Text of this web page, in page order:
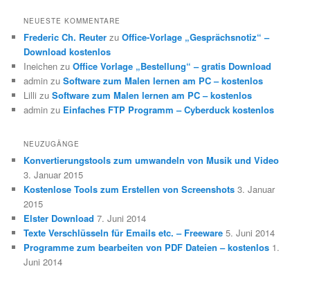
NEUESTE KOMMENTARE
Frederic Ch. Reuter zuOffice-Vorlage „Gesprächsnotiz“ –
Download kostenlos
Ineichen zuOffice Vorlage „Bestellung“ – gratis Download
admin zuSoftware zum Malen lernen am PC – kostenlos
Lilli zuSoftware zum Malen lernen am PC – kostenlos
admin zu Einfaches FTP Programm – Cyberduck kostenlos
NEUZUGÄNGE
Konvertierungstools zum umwandeln von Musik und Video
3. Januar 2015
Kostenlose Tools zum Erstellen von Screenshots 3. Januar
2015
Elster Download 7. Juni 2014
Texte Verschlüsseln für Emails etc. – Freeware 5. Juni 2014
Programme zum bearbeiten von PDF Dateien – kostenlos 1.
Juni 2014